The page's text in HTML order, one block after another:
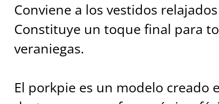
Conviene a los vestidos
Constituye un toque final para
veraniegas.
El porkpie es un modelo creado